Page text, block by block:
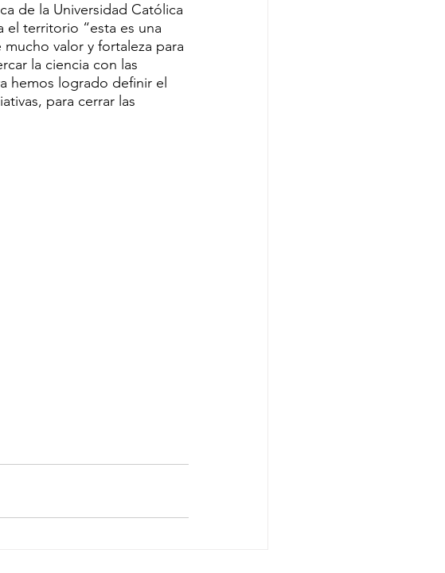
de la Universidad Católica
el territorio “esta es una
valor y fortaleza para
la ciencia con las
hemos logrado definir el
para cerrar las